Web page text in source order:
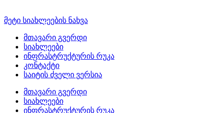
მეტი სიახლეების ნახვა
მთავარი გვერდი
სიახლეები
ინფრასტრუქტურის რუკა
კონტაქტი
საიტის ძველი ვერსია
მთავარი გვერდი
სიახლეები
ინფრასტრუქტურის რუკა